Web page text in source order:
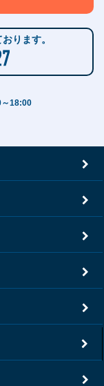
ります。
18:00